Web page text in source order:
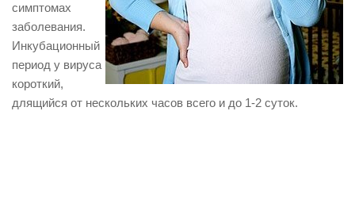
симптомах
заболевания.
Инкубационный
период у вируса
короткий,
длящийся от нескольких часов всего и до 1-2 суток.